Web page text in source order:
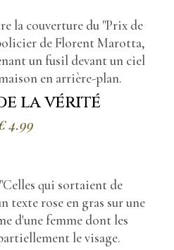
la vérité
4.99